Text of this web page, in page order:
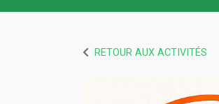
RETOUR AUX ACTIVITÉS